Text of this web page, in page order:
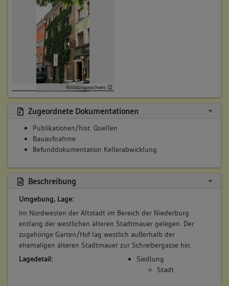
Abbildungsnachweis
Zugeordnete Dokumentationen
Publikationen/hist. Quellen
Bauaufnahme
Befunddokumentation Kellerabwicklung
Beschreibung
Umgebung, Lage:
Im Nordwesten der Altstadt im Bereich der Niederburg
entlang der westlichen älteren Stadtmauer gelegen. Der
zugehörige Garten/Hof lag westlich außerhalb der
ehemaligen älteren Stadtmauer zur Schreibergasse hin.
Lagedetail:
Siedlung
Stadt